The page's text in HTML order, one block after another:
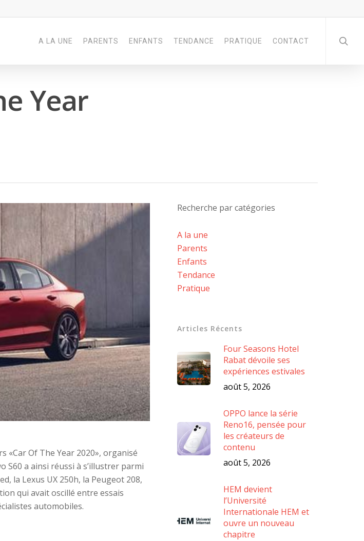
A LA UNE PARENTS ENFANTS TENDANCE PRATIQUE CONTACT
Year
«Car Of The Year 2020», organisé
S60 a ainsi réussi à s’illustrer parmi
la Lexus UX 250h, la Peugeot 208,
qui avait oscillé entre essais
automobiles.
Recherche par catégories
A la une
Parents
Enfants
Tendance
Pratique
Articles Récents
Four Seasons Hotel
Rabat dévoile ses
expériences estivales
août 5, 2026
OPPO lance la série
Reno16, pensée pour
les créateurs de
contenu
août 5, 2026
HEM devient
l’Université
Internationale HEM et
ouvre un nouveau
chapitre